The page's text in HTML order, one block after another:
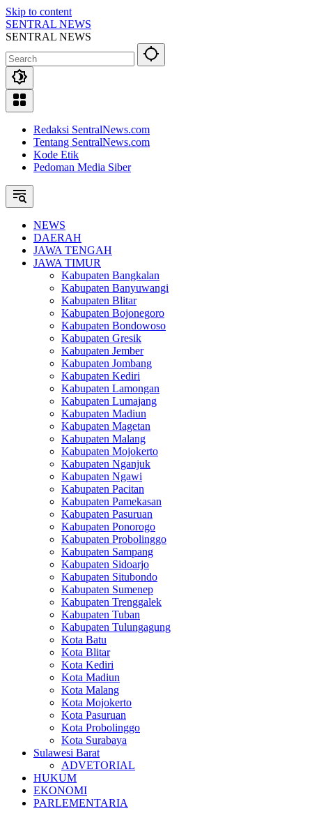
Skip to content
SENTRAL NEWS
SENTRAL NEWS
Redaksi SentralNews.com
Tentang SentralNews.com
Kode Etik
Pedoman Media Siber
NEWS
DAERAH
JAWA TENGAH
JAWA TIMUR
Kabupaten Bangkalan
Kabupaten Banyuwangi
Kabupaten Blitar
Kabupaten Bojonegoro
Kabupaten Bondowoso
Kabupaten Gresik
Kabupaten Jember
Kabupaten Jombang
Kabupaten Kediri
Kabupaten Lamongan
Kabupaten Lumajang
Kabupaten Madiun
Kabupaten Magetan
Kabupaten Malang
Kabupaten Mojokerto
Kabupaten Nganjuk
Kabupaten Ngawi
Kabupaten Pacitan
Kabupaten Pamekasan
Kabupaten Pasuruan
Kabupaten Ponorogo
Kabupaten Probolinggo
Kabupaten Sampang
Kabupaten Sidoarjo
Kabupaten Situbondo
Kabupaten Sumenep
Kabupaten Trenggalek
Kabupaten Tuban
Kabupaten Tulungagung
Kota Batu
Kota Blitar
Kota Kediri
Kota Madiun
Kota Malang
Kota Mojokerto
Kota Pasuruan
Kota Probolinggo
Kota Surabaya
Sulawesi Barat
ADVETORIAL
HUKUM
EKONOMI
PARLEMENTARIA